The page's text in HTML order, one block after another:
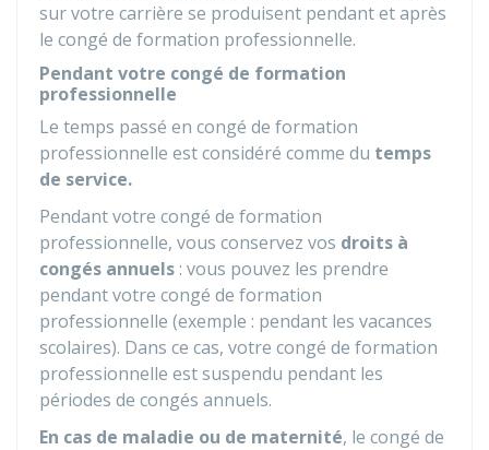
sur votre carrière se produisent pendant et après
le congé de formation professionnelle.
Pendant votre congé de formation
professionnelle
Le temps passé en congé de formation
professionnelle est considéré comme du temps
de service.
Pendant votre congé de formation
professionnelle, vous conservez vos droits à
congés annuels : vous pouvez les prendre
pendant votre congé de formation
professionnelle (exemple : pendant les vacances
scolaires). Dans ce cas, votre congé de formation
professionnelle est suspendu pendant les
périodes de congés annuels.
En cas de maladie ou de maternité, le congé de